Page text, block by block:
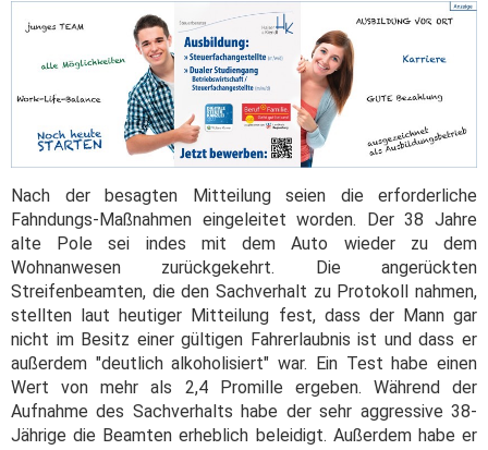
Nach der besagten Mitteilung seien die erforderliche
Fahndungs-Maßnahmen eingeleitet worden. Der 38 Jahre
alte Pole sei indes mit dem Auto wieder zu dem
Wohnanwesen zurückgekehrt. Die angerückten
Streifenbeamten, die den Sachverhalt zu Protokoll nahmen,
stellten laut heutiger Mitteilung fest, dass der Mann gar
nicht im Besitz einer gültigen Fahrerlaubnis ist und dass er
außerdem "deutlich alkoholisiert" war. Ein Test habe einen
Wert von mehr als 2,4 Promille ergeben. Während der
Aufnahme des Sachverhalts habe der sehr aggressive 38-
Jährige die Beamten erheblich beleidigt. Außerdem habe er